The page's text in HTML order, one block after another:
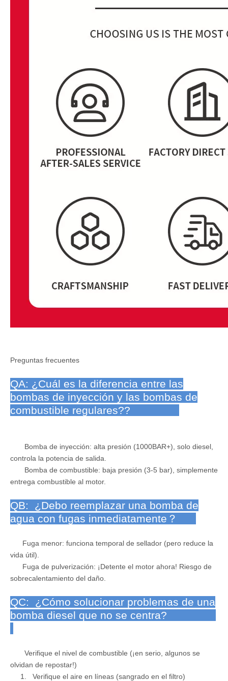
Preguntas frecuentes
QA: ¿Cuál es la diferencia entre las
bombas de inyección y las bombas de
combustible regulares??
Bomba de inyección: alta presión (1000BAR+), solo diesel,
controla la potencia de salida.
Bomba de combustible: baja presión (3-5 bar), simplemente
entrega combustible al motor.
QB: ¿Debo reemplazar una bomba de
agua con fugas inmediatamente？
Fuga menor: funciona temporal de sellador (pero reduce la
vida útil).
Fuga de pulverización: ¡Detente el motor ahora! Riesgo de
sobrecalentamiento del daño.
QC: ¿Cómo solucionar problemas de una
bomba diesel que no se centra?
Verifique el nivel de combustible (¡en serio, algunos se
olvidan de repostar!)
1. Verifique el aire en líneas (sangrado en el filtro)